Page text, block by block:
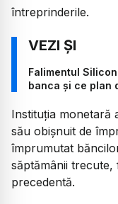
întreprinderile.
Falimentul
banca și ce plan
Instituţia monetară
său obişnuit de
împrumutat
săptămânii trecute,
precedentă.